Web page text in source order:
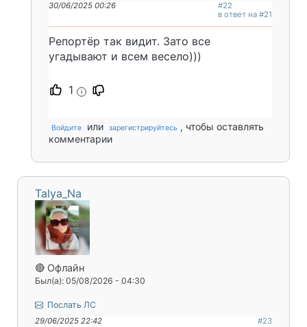
30/06/2025 00:26
#22
в ответ на #21
Репортёр так видит. Зато все
угадывают и всем весело)))
1 i
Войдите или зарегистрируйтесь , чтобы оставлять
комментарии
Talya_Na
🔴 Офлайн
Был(а): 05/08/2026 - 04:30
Послать ЛС
29/06/2025 22:42 #23